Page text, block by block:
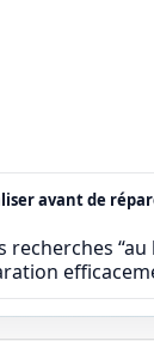
avant de
recherches “au